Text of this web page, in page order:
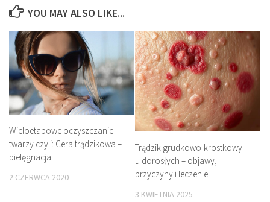
YOU MAY ALSO LIKE...
Wieloetapowe oczyszczanie
twarzy czyli: Cera trądzikowa –
pielęgnacja
2 CZERWCA 2020
Trądzik grudkowo-krostkowy
u dorosłych – objawy,
przyczyny i leczenie
3 KWIETNIA 2025